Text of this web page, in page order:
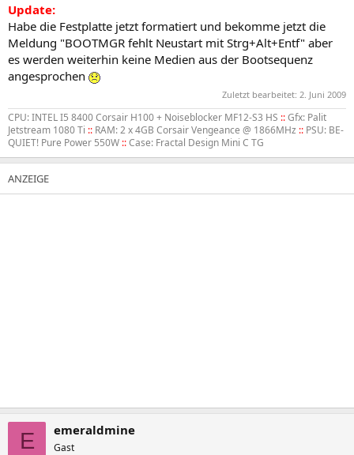
Update:
Habe die Festplatte jetzt formatiert und bekomme jetzt die
Meldung "BOOTMGR fehlt Neustart mit Strg+Alt+Entf" aber
es werden weiterhin keine Medien aus der Bootsequenz
angesprochen
Zuletzt bearbeitet: 2. Juni 2009
CPU: INTEL I5 8400 Corsair H100 + Noiseblocker MF12-S3 HS ::Gfx: Palit
Jetstream 1080 Ti :: RAM: 2 x 4GB Corsair Vengeance @ 1866MHz :: PSU: BE-
QUIET! Pure Power 550W ::Case: Fractal Design Mini C TG
E emeraldmine
Gast